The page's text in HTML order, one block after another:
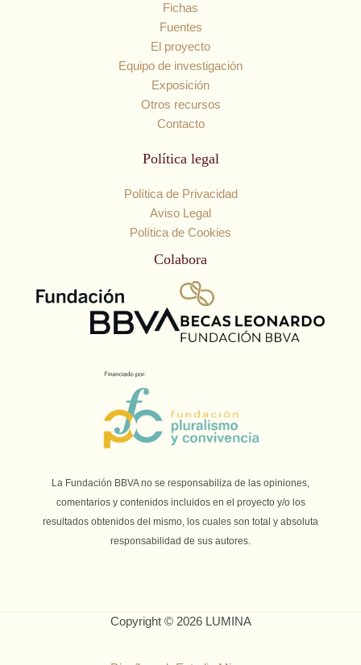
Fichas
Fuentes
El proyecto
Equipo de investigación
Exposición
Otros recursos
Contacto
Política legal
Política de Privacidad
Aviso Legal
Política de Cookies
Colabora
La Fundación BBVA no se responsabiliza de las opiniones,
comentarios y contenidos incluidos en el proyecto y/o los
resultados obtenidos del mismo, los cuales son total y absoluta
responsabilidad de sus autores.
Copyright © 2026 LUMINA